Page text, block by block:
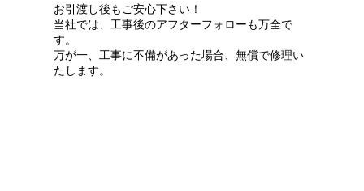
お引渡し後もご安心下さい！
当社では、工事後のアフターフォローも万全で
す。
万が一、工事に不備があった場合、無償で修理い
たします。